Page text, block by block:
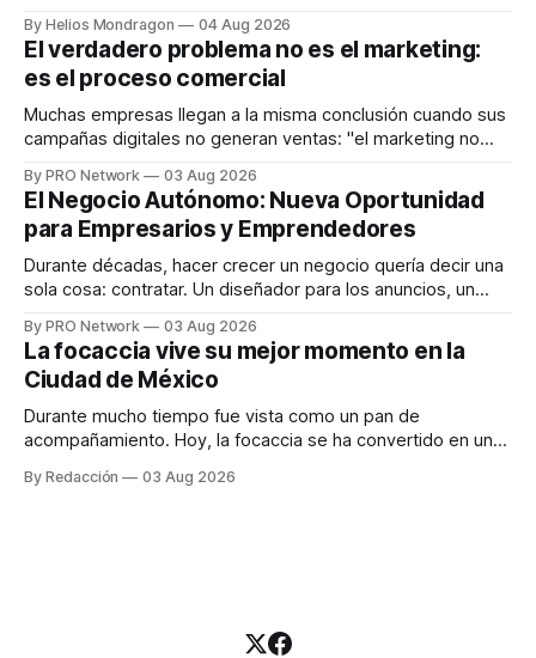
dispositivos inteligentes, inteligencia artificial y monitoreo
en tiempo real para ayudar a las personas a tomar mejores
decisiones sobre su salud metabólica. Su propuesta busca
responder
By Helios Mondragon 04 Aug 2026
El verdadero problema no es el marketing:
es el proceso comercial
Muchas empresas llegan a la misma conclusión cuando sus
campañas digitales no generan ventas: "el marketing no
INTERIUS, el problema suele estar en otro lugar. Durante
una entrevista para el podcast SER PRO, el especialista en
marketing digital explicó que
By PRO Network 03 Aug 2026
El Negocio Autónomo: Nueva Oportunidad
para Empresarios y Emprendedores
Durante décadas, hacer crecer un negocio quería decir una
sola cosa: contratar. Un diseñador para los anuncios, un
para los textos, alguien que supiera de publicidad digital
para encontrar prospectos, un vendedor para atender
llamadas y mensajes, y —con suerte— una persona
By PRO Network 03 Aug 2026
La focaccia vive su mejor momento en la
Ciudad de México
Durante mucho tiempo fue vista como un pan de
acompañamiento. Hoy, la focaccia se ha convertido en uno
artesanal, ingredientes de calidad y experiencias que
By Redacción 03 Aug 2026